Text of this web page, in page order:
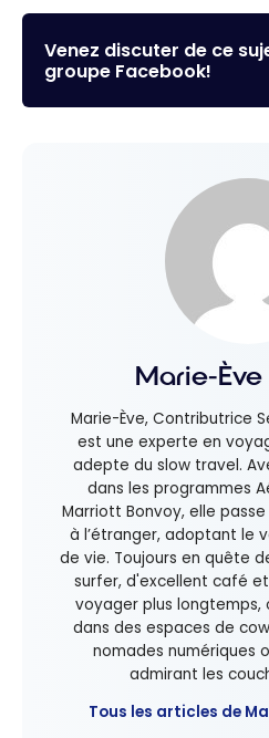
Venez discuter de ce
groupe Facebook!
Marie-
Marie-Ève, Contributrice
est une experte en
adepte du slow travel.
dans les programmes
Marriott Bonvoy, elle
à l’étranger, adoptant le
de vie. Toujours en quête
surfer, d'excellent café
voyager plus longtemps,
dans des espaces de
nomades numériques
admirant les
Tous les articles de